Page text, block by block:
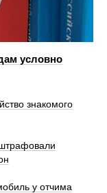
условно
знакомого
у отчима